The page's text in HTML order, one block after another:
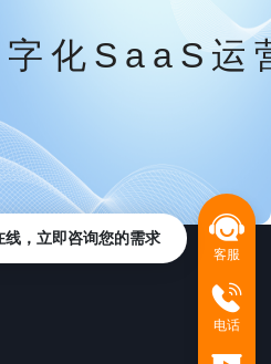
化SaaS运
客服
电话
线，立即咨询您的需求